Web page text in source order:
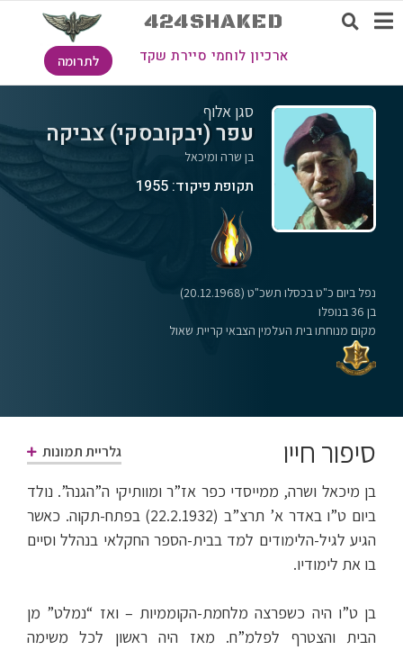
424SHAKED
ארכיון לוחמי סיירת שקד לתרומה
סגן אלוף
עפר (יבקובסקי) צביקה
בן שרה ומיכאל
תקופת פיקוד: 1955
נפל ביום כ"ט בכסלו תשכ"ט (20.12.1968)
בן 36 בנופלו
מקום מנוחתו בית העלמין הצבאי קריית שאול
סיפור חייו גלריית תמונות
בן מיכאל ושרה, ממייסדי כפר אז”ר ומוותיקי ה”הגנה”. נולד
ביום ט”ו באדר א’ תרצ”ב (22.2.1932) בפתח-תקוה. כאשר
הגיע לגיל-הלימודים למד בבית-הספר החקלאי בנהלל וסיים
בו את לימודיו.
בן ט”ו היה כשפרצה מלחמת-הקוממיות – ואז “נמלט” מן
הבית והצטרף לפלמ”ח. מאז היה ראשון לכל משימה